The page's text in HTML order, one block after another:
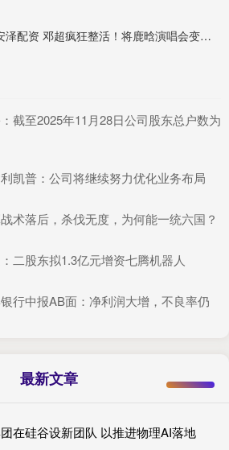
安泽配资 邓超疯狂整活！将鹿晗演唱会变主场，顺便宣传自家电影
截至2025年11月28日公司股东总户数为
凯普：公司将继续努力优化业务布局
术落后，杀伐无度，为何能一统六国？
二股东拟1.3亿元增资七腾机器人
行中报AB面：净利润大增，不良率仍
最新文章
在硅谷设新团队 以推进物理AI落地